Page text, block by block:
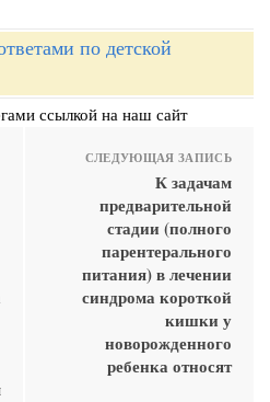
по детской
ссылкой на наш сайт
СЛЕДУЮЩАЯ ЗАПИСЬ
К задачам
предварительной
стадии (полного
парентерального
питания) в лечении
синдрома короткой
кишки у
новорожденного
ребенка относят